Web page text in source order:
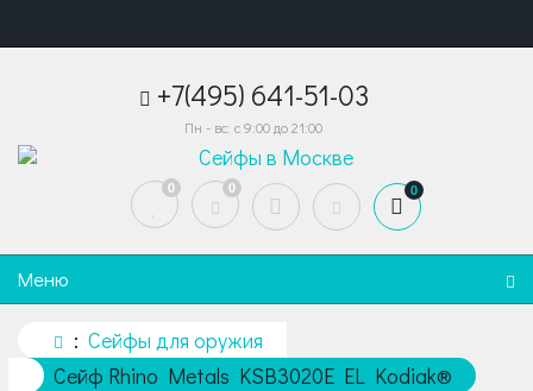
+7(495) 641-51-03
Пн - вс: с 9:00 до 21:00
0 0 0
Меню
Сейфы для оружия
Cейф Rhino Metals KSB3020E EL Kodiak®